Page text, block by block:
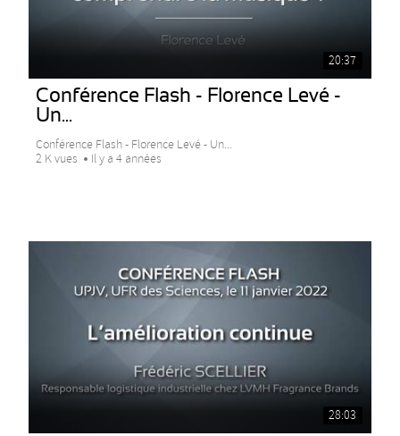
20:37
Conférence Flash - Florence Levé -
Un...
Conférence Flash - Florence Levé - Un...
2 K vues
Il y a 4 années
28:03